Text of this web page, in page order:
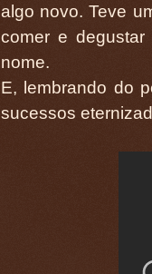
algo novo. Teve
comer e
nome.
E, lembrando do
sucessos